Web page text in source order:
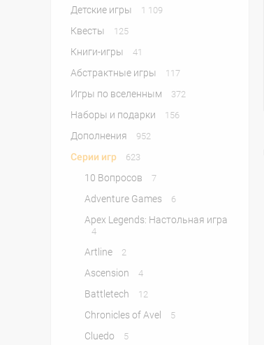
Детские игры 1 109
Квесты 125
Книги-игры 41
Абстрактные игры 117
Игры по вселенным 372
Наборы и подарки 156
Дополнения 952
Серии игр 623
10 Вопросов 7
Adventure Games 6
Apex Legends: Настольная игра
4
Artline 2
Ascension 4
Battletech 12
Chronicles of Avel 5
Cluedo 5